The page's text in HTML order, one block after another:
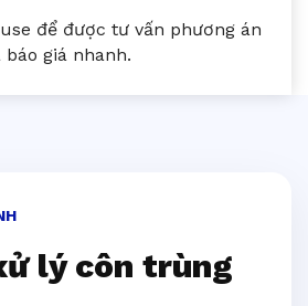
để được tư vấn phương án
giá nhanh.
lý côn trùng